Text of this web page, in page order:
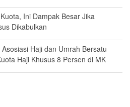
Ini Dampak Besar Jika
Dikabulkan
Haji dan Umrah Bersatu
Haji Khusus 8 Persen di MK